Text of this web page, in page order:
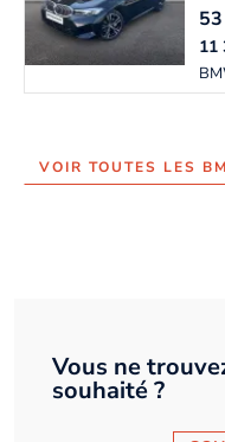
11
VOIR TOUTES LES
Vous ne
souhaité ?